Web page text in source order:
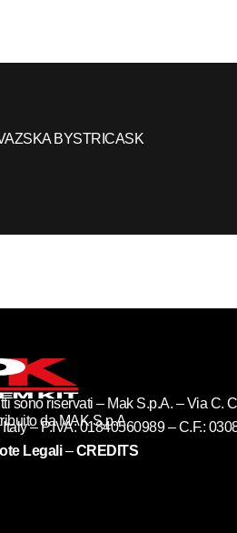
BYSTRICASK
da MAK S.p.A
sono riservati – Mak S.p.A. – Via C.
– P.IVA: 01840560989 – C.F.:
Legali–CREDITS